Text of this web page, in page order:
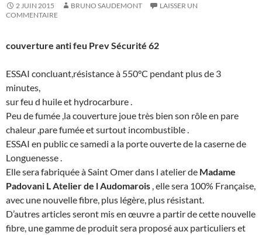
2 JUIN 2015 BRUNO SAUDEMONT
LAISSER UN
COMMENTAIRE
couverture anti feu Prev Sécurité 62
ESSAI concluant,résistance à 550°C pendant plus de 3
minutes,
sur feu d huile et hydrocarbure .
Peu de fumée ,la couverture joue très bien son rôle en pare
chaleur ,pare fumée et surtout incombustible .
ESSAI en public ce samedi a la porte ouverte de la caserne de
Longuenesse .
Elle sera fabriquée à Saint Omer dans l atelier de Madame
Padovani L Atelier de l Audomarois , elle sera 100% Française,
avec une nouvelle fibre, plus légère, plus résistant.
D’autres articles seront mis en œuvre a partir de cette nouvelle
fibre, une gamme de produit sera proposé aux particuliers et